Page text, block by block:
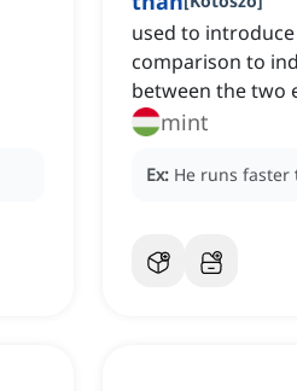
used to
comparison to
between the two
mint
Ex: He runs faster